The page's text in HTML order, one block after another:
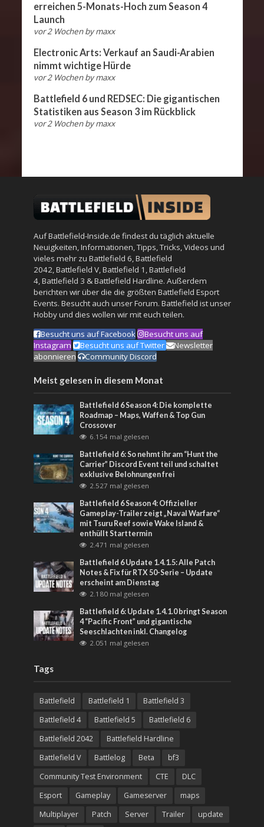
erreichen 5-Monats-Hoch zum Season 4
Launch
vor 2 Wochen bymaxx
Electronic Arts: Verkauf an Saudi-Arabien
nimmt wichtige Hürde
vor 2 Wochen bymaxx
Battlefield 6 und REDSEC: Die gigantischen
Statistiken aus Season 3 im Rückblick
vor 2 Wochen bymaxx
Auf Battlefield-Inside.de findest du täglich aktuelle
Neuigkeiten, Informationen, Tipps, Tricks, Videos und
vieles mehr zu Battlefield 6,Battlefield
2042,Battlefield V,Battlefield 1 ,Battlefield
4,Battlefield 3 &Battlefield Hardline. Außerdem
berichten wir über die die größten Battlefield Esport
Events. Besucht auch unserForum. Battlefield ist unser
Hobby und dies wollen wir mit euch teilen.
Besucht uns auf Facebook
Besucht uns auf
Instagram
Besucht uns auf Twitter
Newsletter
abonnieren
Community Discord
Meist gelesen in diesem Monat
Battlefield 6 Season 4: Die komplette
Roadmap – Maps, Waffen & Top Gun
Crossover
6.154 mal gelesen
Battlefield 6: So nehmt ihr am “Hunt the
Carrier” Discord Event teil und schaltet
exklusive Belohnungen frei
2.527 mal gelesen
Battlefield 6 Season 4: Offizieller
Gameplay-Trailer zeigt „Naval Warfare“
mit Tsuru Reef sowie Wake Island &
enthüllt Starttermin
2.471 mal gelesen
Battlefield 6 Update 1.4.1.5: Alle Patch
Notes & Fix für RTX 50-Serie – Update
erscheint am Dienstag
2.180 mal gelesen
Battlefield 6: Update 1.4.1.0 bringt Season
4 “Pacific Front” und gigantische
Seeschlachten inkl. Changelog
2.051 mal gelesen
Tags
Battlefield Battlefield 1
Battlefield 3
Battlefield 4
Battlefield 5
Battlefield 6
Battlefield 2042
Battlefield Hardline
Battlefield V
Battlelog Beta
bf3
Community Test Environment
CTE
DLC
Esport
Gameplay Gameserver
maps
Multiplayer
Patch Server Trailer
update